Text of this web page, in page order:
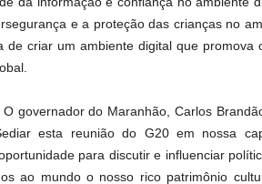
e a proteção das crianças no
de criar um ambiente digital que promova
O governador do Maranhão, Carlos
esta reunião do G20 em nossa
para discutir e influenciar
ao mundo o nosso rico patrimônio